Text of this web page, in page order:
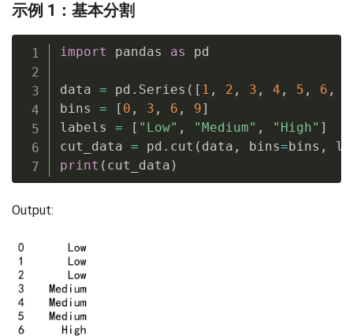
示例 1：基本分割
import pandas as pd
data = pd . Series ( [ 1 , 2 , 3 , 4 , 5 , 6 ,
bins = [ 0 , 3 , 6 , 9]
labels = [ "Low" , "Medium" , "High" ]
cut_data = pd . cut ( data , bins=bins ,
print ( cut_data )
Output: